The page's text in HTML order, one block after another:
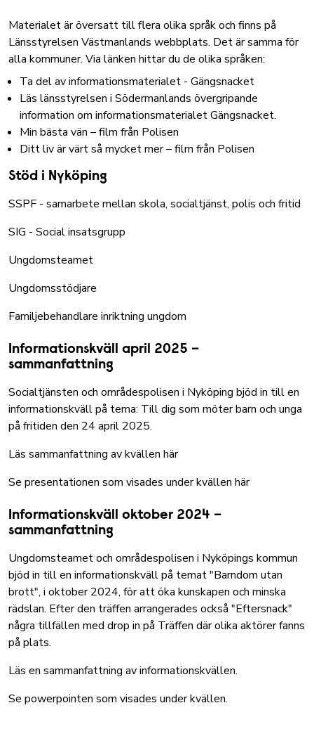
Materialet är översatt till flera olika språk och finns på
Länsstyrelsen Västmanlands webbplats. Det är samma för
alla kommuner. Via länken hittar du de olika språken:
Ta del av informationsmaterialet - Gängsnacket
Läs länsstyrelsen i Södermanlands övergripande
information om informationsmaterialet Gängsnacket.
Min bästa vän – film från Polisen
Ditt liv är värt så mycket mer – film från Polisen
Stöd i Nyköping
SSPF - samarbete mellan skola, socialtjänst, polis och fritid
SIG - Social insatsgrupp
Ungdomsteamet
Ungdomsstödjare
Familjebehandlare inriktning ungdom
Informationskväll april 2025 –
sammanfattning
Socialtjänsten och områdespolisen i Nyköping bjöd in till en
informationskväll på tema: Till dig som möter barn och unga
på fritiden den 24 april 2025.
Läs sammanfattning av kvällen här
Se presentationen som visades under kvällen här
Informationskväll oktober 2024 –
sammanfattning
Ungdomsteamet och områdespolisen i Nyköpings kommun
bjöd in till en informationskväll på temat "Barndom utan
brott", i oktober 2024, för att öka kunskapen och minska
rädslan. Efter den träffen arrangerades också "Eftersnack"
några tillfällen med drop in på Träffen där olika aktörer fanns
på plats.
Läs en sammanfattning av informationskvällen.
Se powerpointen som visades under kvällen.